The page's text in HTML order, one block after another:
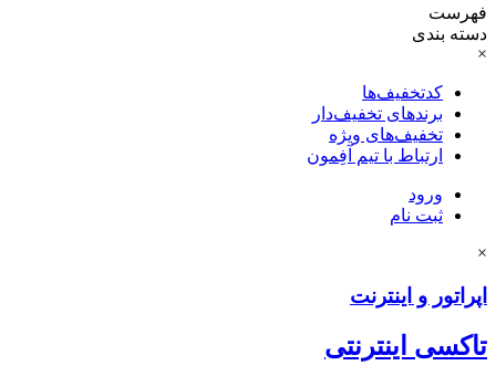
فهرست
دسته بندی
×
کدتخفیف‌ها
برندهای تخفیف‌دار
تخفیف‌های ویژه
ارتباط با تیم آفِمون
ورود
ثبت نام
×
اپراتور و اینترنت
تاکسی اینترنتی